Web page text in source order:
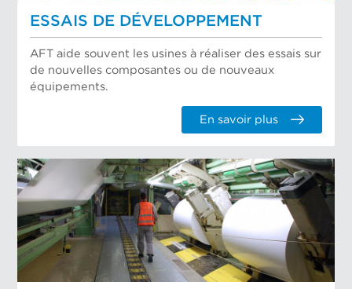
ESSAIS DE DÉVELOPPEMENT
AFT aide souvent les usines à réaliser des essais sur
de nouvelles composantes ou de nouveaux
équipements.
En savoir plus